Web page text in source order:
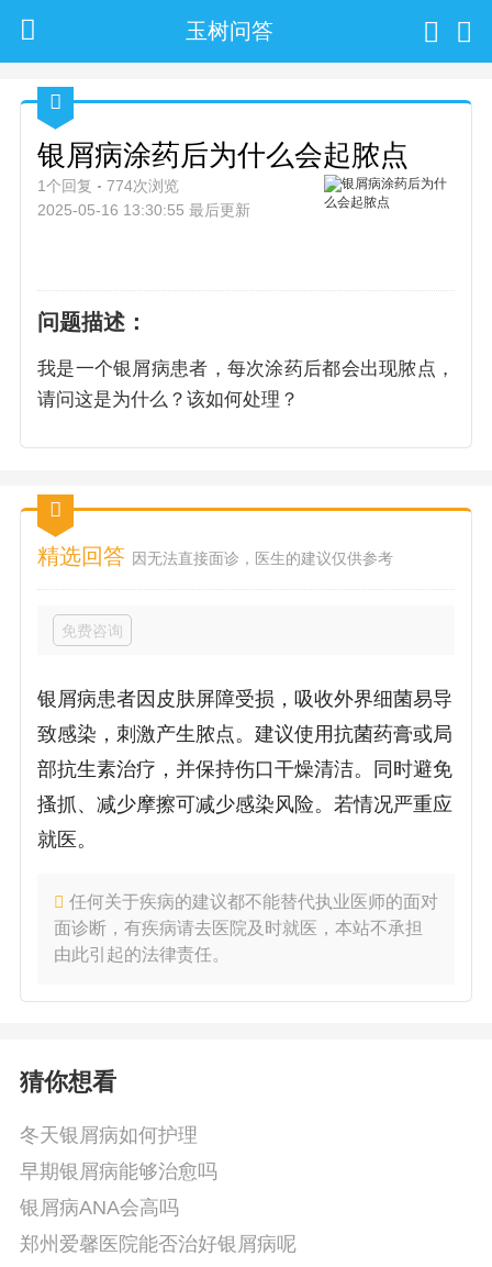
玉树问答
银屑病涂药后为什么会起脓点
1个回复
774次浏览
2025-05-16 13:30:55 最后更新
问题描述：
我是一个银屑病患者，每次涂药后都会出现脓点，
请问这是为什么？该如何处理？
精选回答 因无法直接面诊，医生的建议仅供参考
免费咨询
银屑病患者因皮肤屏障受损，吸收外界细菌易导
致感染，刺激产生脓点。建议使用抗菌药膏或局
部抗生素治疗，并保持伤口干燥清洁。同时避免
搔抓、减少摩擦可减少感染风险。若情况严重应
就医。
任何关于疾病的建议都不能替代执业医师的面对
面诊断，有疾病请去医院及时就医，本站不承担
由此引起的法律责任。
猜你想看
冬天银屑病如何护理
早期银屑病能够治愈吗
银屑病ANA会高吗
郑州爱馨医院能否治好银屑病呢